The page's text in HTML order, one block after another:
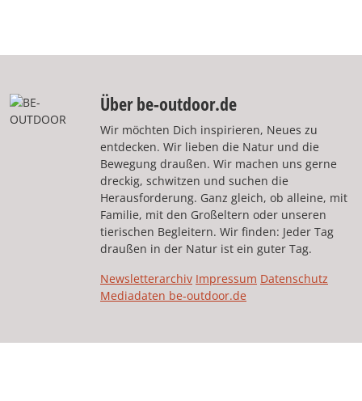
Über be-outdoor.de
Wir möchten Dich inspirieren, Neues zu
entdecken. Wir lieben die Natur und die
Bewegung draußen. Wir machen uns gerne
dreckig, schwitzen und suchen die
Herausforderung. Ganz gleich, ob alleine, mit
Familie, mit den Großeltern oder unseren
tierischen Begleitern. Wir finden: Jeder Tag
draußen in der Natur ist ein guter Tag.
Newsletterarchiv Impressum Datenschutz
Mediadaten be-outdoor.de